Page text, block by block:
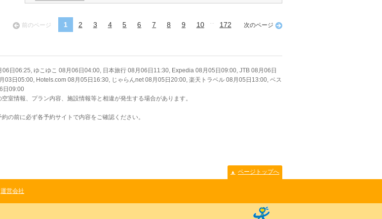
前のページ 1 2 3 4 5 6 7 8 9 10 ... 172 次のページ
06:25, ゆこゆこ 08月06日04:00, 日本旅行 08月06日11:30, Expedia 08月05日09:00, JTB 08月06日
日05:00, Hotels.com 08月05日16:30, じゃらんnet 08月05日20:00, 楽天トラベル 08月05日13:00, ベス
日09:00
情報、プラン内容、施設情報等と相違が発生する場合があります。
の前に必ず各予約サイトで内容をご確認ください。
▲ ページトップへ
運営会社